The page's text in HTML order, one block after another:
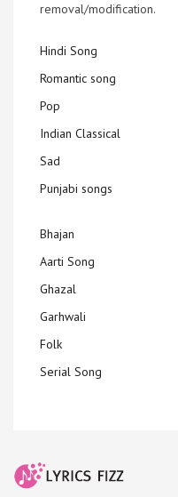
removal/modification.
Hindi Song
Romantic song
Pop
Indian Classical
Sad
Punjabi songs
Bhajan
Aarti Song
Ghazal
Garhwali
Folk
Serial Song